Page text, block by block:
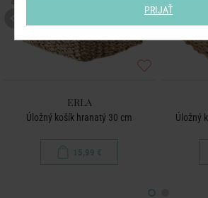
ERLA
Úložný košík hranatý 30 cm
15,99 €
Úložný
PRIJAŤ